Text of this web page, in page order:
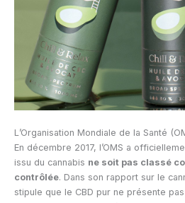
L’Organisation Mondiale de la Santé
En décembre 2017, l’OMS a
issu du cannabis ne soit pas classé
contrôlée. Dans son rapport sur le
stipule que le CBD pur ne présente pas